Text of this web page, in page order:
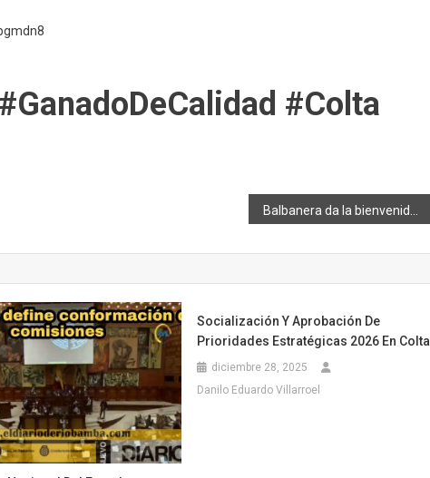
#Colta
Socialización Y Aprobación De
Prioridades Estratégicas 2026 En Colta
diciembre 28, 2025
Danilo Eduardo Villarroel